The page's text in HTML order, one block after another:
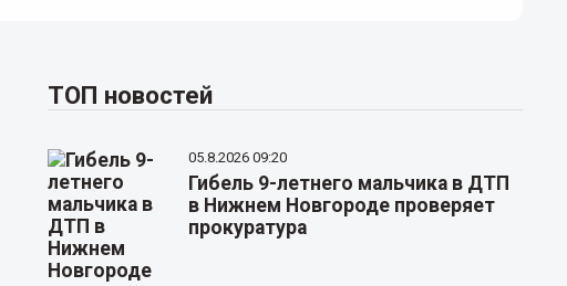
ТОП новостей
05.8.2026 09:20
Гибель 9-летнего мальчика в ДТП
в Нижнем Новгороде проверяет
прокуратура